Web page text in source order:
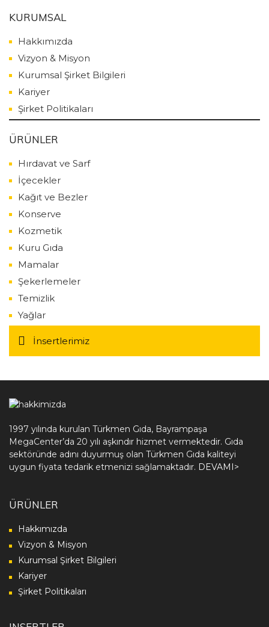
KURUMSAL
Hakkımızda
Vizyon & Misyon
Kurumsal Şirket Bilgileri
Kariyer
Şirket Politikaları
ÜRÜNLER
Hırdavat ve Sarf
İçecekler
Kağıt ve Bezler
Konserve
Kozmetik
Kuru Gıda
Mamalar
Şekerlemeler
Temizlik
Yağlar
İnsertlerimiz
1997 yılında kurulan Türkmen Gıda, Bayrampaşa
MegaCenter’da 20 yılı aşkındır hizmet vermektedir. Gıda
sektöründe adını duyurmuş olan Türkmen Gıda kaliteyi
uygun fiyata tedarik etmenizi sağlamaktadır. DEVAMI>
ÜRÜNLER
Hakkımızda
Vizyon & Misyon
Kurumsal Şirket Bilgileri
Kariyer
Şirket Politikaları